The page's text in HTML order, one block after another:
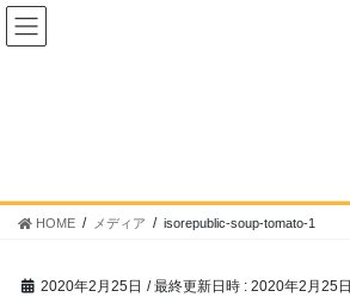
コ
ン
ッ
ナ
ビ
移
HOME メディア isorepublic-soup-tomato-1
2020年2月25日 / 最終更新日時 : 2020年2月25日